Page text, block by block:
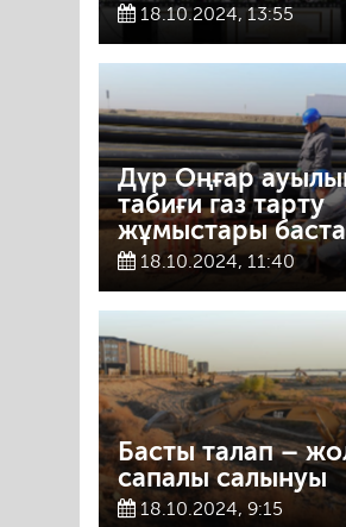
18.10.2024, 13:55
Дүр Оңғар
табиғи газ тарту
жұмыстары
18.10.2024, 11:40
Басты талап –
сапалы салынуы
18.10.2024, 9:15